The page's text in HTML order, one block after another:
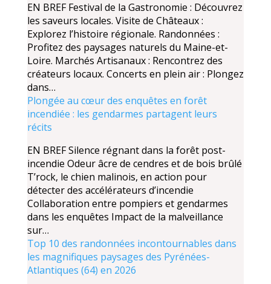
EN BREF Festival de la Gastronomie : Découvrez
les saveurs locales. Visite de Châteaux :
Explorez l’histoire régionale. Randonnées :
Profitez des paysages naturels du Maine-et-
Loire. Marchés Artisanaux : Rencontrez des
créateurs locaux. Concerts en plein air : Plongez
dans…
Plongée au cœur des enquêtes en forêt
incendiée : les gendarmes partagent leurs
récits
EN BREF Silence régnant dans la forêt post-
incendie Odeur âcre de cendres et de bois brûlé
T’rock, le chien malinois, en action pour
détecter des accélérateurs d’incendie
Collaboration entre pompiers et gendarmes
dans les enquêtes Impact de la malveillance
sur…
Top 10 des randonnées incontournables dans
les magnifiques paysages des Pyrénées-
Atlantiques (64) en 2026